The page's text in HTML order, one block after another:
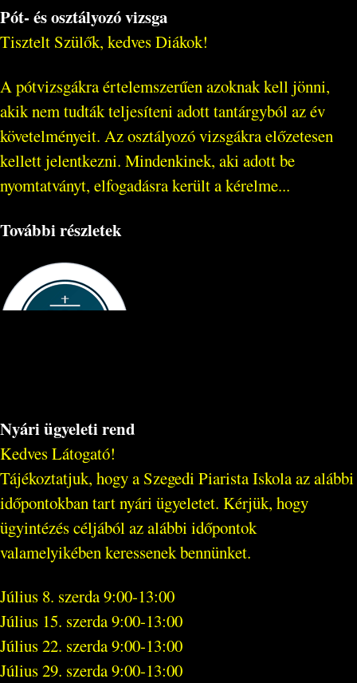
Pót- és osztályozó vizsga
Tisztelt Szülők, kedves Diákok!
A pótvizsgákra értelemszerűen azoknak kell jönni,
akik nem tudták teljesíteni adott tantárgyból az év
követelményeit. Az osztályozó vizsgákra előzetesen
kellett jelentkezni. Mindenkinek, aki adott be
nyomtatványt, elfogadásra került a kérelme...
További részletek
Nyári ügyeleti rend
Kedves Látogató!
Tájékoztatjuk, hogy a Szegedi Piarista Iskola az alábbi
időpontokban tart nyári ügyeletet. Kérjük, hogy
ügyintézés céljából az alábbi időpontok
valamelyikében keressenek bennünket.
Július 8. szerda 9:00-13:00
Július 15. szerda 9:00-13:00
Július 22. szerda 9:00-13:00
Július 29. szerda 9:00-13:00